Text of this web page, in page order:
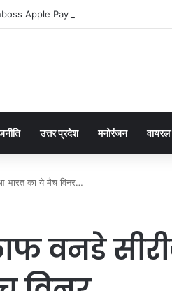
Apple Pay dla graczy na iPhone
उत्तर प्रदेश मनोरंजन
भारत का ये मैच विनर…
वनडे